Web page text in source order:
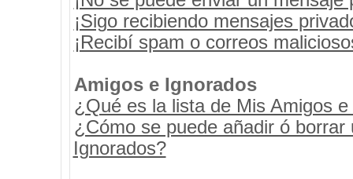
¡Sigo recibiendo mensajes
¡Recibí spam o correos
Amigos e Ignorados
¿Qué es la lista de Mis Amigos
¿Cómo se puede añadir ó
Ignorados?